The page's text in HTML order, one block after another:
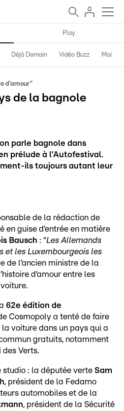
Play
Déjà Demain Vidéo Buzz Moi,
d’amour”
de la bagnole
parle bagnole dans
prélude à l’Autofestival.
ils toujours autant leur
de la rédaction de
en guise d’entrée en matière
Bausch : “Les Allemands
et les Luxembourgeois les
de l’ancien ministre de la
d’amour entre les
62e édition de
Cosmopoly a tenté de faire
voiture dans un pays qui a
gratuits, notamment
des Verts.
studio : la députée verte Sam
, président de la Fedamo
automobiles et de la
, président de la Sécurité